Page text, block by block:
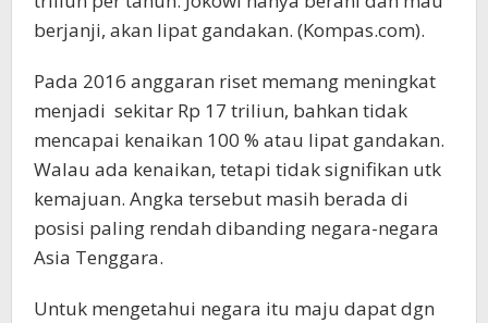
berjanji, akan lipat gandakan. (Kompas.com).
Pada 2016 anggaran riset memang meningkat
menjadi sekitar Rp 17 triliun, bahkan tidak
mencapai kenaikan 100 % atau lipat gandakan.
Walau ada kenaikan, tetapi tidak signifikan utk
kemajuan. Angka tersebut masih berada di
posisi paling rendah dibanding negara-negara
Asia Tenggara.
Untuk mengetahui negara itu maju dapat dgn